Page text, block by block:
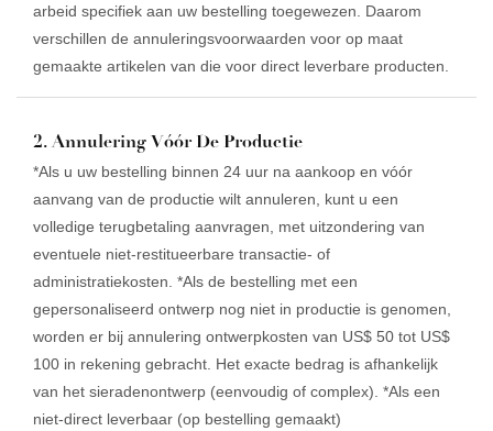
arbeid specifiek aan uw bestelling toegewezen. Daarom
verschillen de annuleringsvoorwaarden voor op maat
gemaakte artikelen van die voor direct leverbare producten.
2. Annulering Vóór De Productie
*Als u uw bestelling binnen 24 uur na aankoop en vóór
aanvang van de productie wilt annuleren, kunt u een
volledige terugbetaling aanvragen, met uitzondering van
eventuele niet-restitueerbare transactie- of
administratiekosten. *Als de bestelling met een
gepersonaliseerd ontwerp nog niet in productie is genomen,
worden er bij annulering ontwerpkosten van US$ 50 tot US$
100 in rekening gebracht. Het exacte bedrag is afhankelijk
van het sieradenontwerp (eenvoudig of complex). *Als een
niet-direct leverbaar (op bestelling gemaakt)